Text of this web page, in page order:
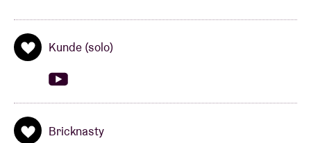
Kunde (solo)
Bricknasty